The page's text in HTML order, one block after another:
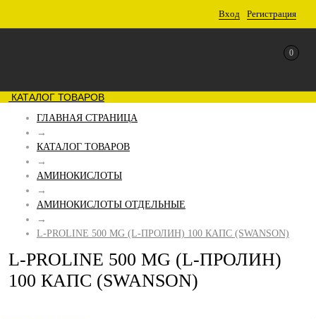
Вход Регистрация
0
КАТАЛОГ ТОВАРОВ
ГЛАВНАЯ СТРАНИЦА
→
КАТАЛОГ ТОВАРОВ
→
АМИНОКИСЛОТЫ
→
АМИНОКИСЛОТЫ ОТДЕЛЬНЫЕ
→
L-PROLINE 500 MG (L-ПРОЛИН) 100 КАПС (SWANSON)
L-PROLINE 500 MG (L-ПРОЛИН)
100 КАПС (SWANSON)